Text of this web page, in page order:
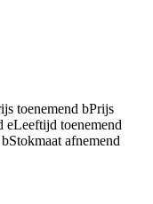
toenemend bPrijs
eLeeftijd toenemend
bStokmaat afnemend